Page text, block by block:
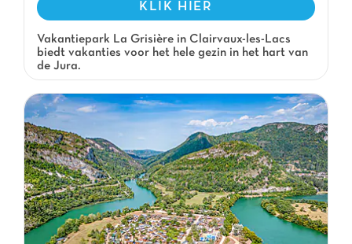
KLIK HIER
Vakantiepark La Grisière in Clairvaux-les-Lacs
biedt vakanties voor het hele gezin in het hart van
de Jura.